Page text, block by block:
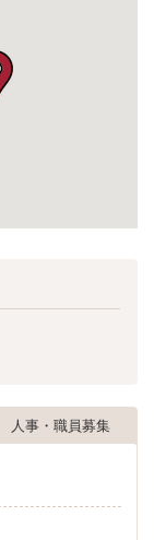
人事・職員募集